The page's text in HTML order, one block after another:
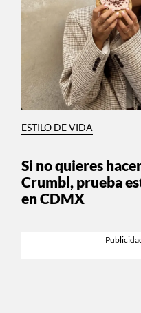
ESTILO DE VIDA
Si no quieres
Crumbl, prueba
en CDMX